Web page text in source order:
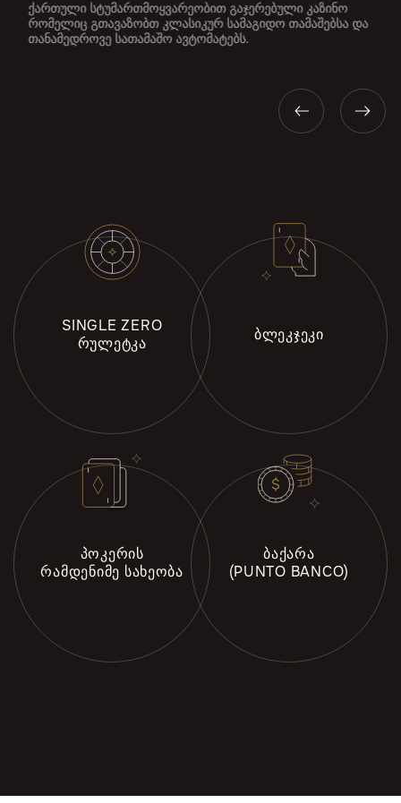
ქართული სტუმართმოყვარეობით გაჯერებული კაზინო
რომელიც გთავაზობთ კლასიკურ სამაგიდო თამაშებსა და
თანამედროვე სათამაშო ავტომატებს.
SINGLE ZERO
ᲠᲣᲚᲔᲢᲙᲐ
ᲑᲚᲔᲙᲯᲔᲙᲘ
ᲞᲝᲙᲔᲠᲘᲡ
ᲠᲐᲛᲓᲔᲜᲘᲛᲔ ᲡᲐᲮᲔᲝᲑᲐ
ᲑᲐᲥᲐᲠᲐ
(PUNTO BANCO)